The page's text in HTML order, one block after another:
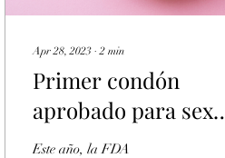
Apr 28, 2023 ∙2 min
Primer condón
aprobado para sexo
anal
Este año, la FDA